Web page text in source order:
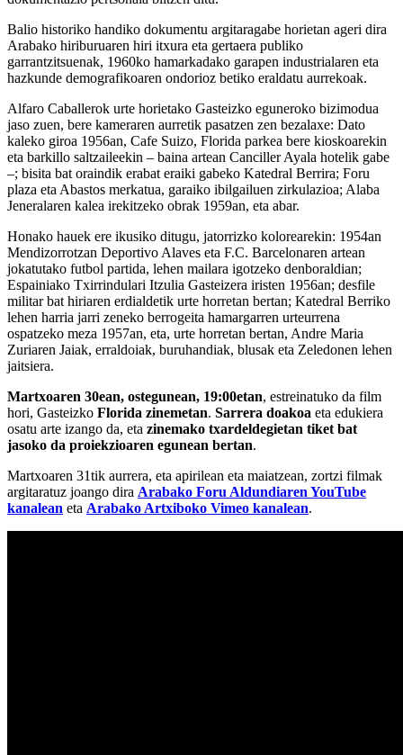
Balio historiko handiko dokumentu argitaragabe horietan ageri dira
Arabako hiriburuaren hiri itxura eta gertaera publiko
garrantzitsuenak, 1960ko hamarkadako garapen industrialaren eta
hazkunde demografikoaren ondorioz betiko eraldatu aurrekoak.
Alfaro Caballerok urte horietako Gasteizko eguneroko bizimodua
jaso zuen, bere kameraren aurretik pasatzen zen bezalaxe: Dato
kaleko giroa 1956an, Cafe Suizo, Florida parkea bere kioskoarekin
eta barkillo saltzaileekin – baina artean Canciller Ayala hotelik gabe
–; bisita bat oraindik erabat eraiki gabeko Katedral Berrira; Foru
plaza eta Abastos merkatua, garaiko ibilgailuen zirkulazioa; Alaba
Jeneralaren kalea irekitzeko obrak 1959an, eta abar.
Honako hauek ere ikusiko ditugu, jatorrizko kolorearekin: 1954an
Mendizorrotzan Deportivo Alaves eta F.C. Barcelonaren artean
jokatutako futbol partida, lehen mailara igotzeko denboraldian;
Espainiako Txirrindulari Itzulia Gasteizera iristen 1956an; desfile
militar bat hiriaren erdialdetik urte horretan bertan; Katedral Berriko
lehen harria jarri zeneko berrogeita hamargarren urteurrena
ospatzeko meza 1957an, eta, urte horretan bertan, Andre Maria
Zuriaren Jaiak, erraldoiak, buruhandiak, blusak eta Zeledonen lehen
jaitsiera.
Martxoaren 30ean, ostegunean, 19:00etan, estreinatuko da film
hori, Gasteizko Florida zinemetan. Sarrera doakoa eta edukiera
osatu arte izango da, eta zinemako txardeldegietan tiket bat
jasoko da proiekzioaren egunean bertan.
Martxoaren 31tik aurrera, eta apirilean eta maiatzean, zortzi filmak
argitaratuz joango dira Arabako Foru Aldundiaren YouTube
kanalean eta Arabako Artxiboko Vimeo kanalean.